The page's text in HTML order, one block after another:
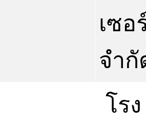
เซอ
จำกั
โรง